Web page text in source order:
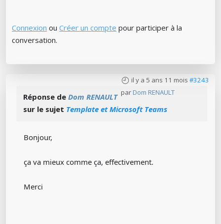
Connexion ou Créer un compte pour participer à la
conversation.
il y a 5 ans 11 mois #3243
par Dom RENAULT
Réponse de Dom RENAULT
sur le sujet Template et Microsoft Teams
Bonjour,
ça va mieux comme ça, effectivement.
Merci